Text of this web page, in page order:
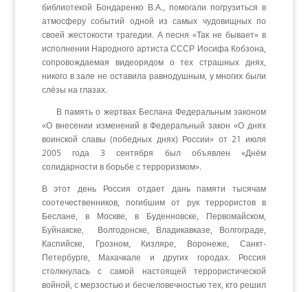
библиотекой Бондаренко В.А., помогали погрузиться в
атмосферу событий одной из самых чудовищных по
своей жестокости трагедии. А песня «Так не бывает» в
исполнении Народного артиста СССР Иосифа Кобзона,
сопровождаемая видеорядом о тех страшных днях,
никого в зале не оставила равнодушным, у многих были
слёзы на глазах.
В память о жертвах Беслана Федеральным законом
«О внесении изменений в Федеральный закон «О днях
воинской славы (победных днях) России» от 21 июля
2005 года 3 сентября был объявлен «Днём
солидарности в борьбе с терроризмом».
В этот день Россия отдает дань памяти тысячам
соотечественников, погибшим от рук террористов в
Беслане, в Москве, в Буденновске, Первомайском,
Буйнакске, Волгодонске, Владикавказе, Волгограде,
Каспийске, Грозном, Кизляре, Воронеже, Санкт-
Петербурге, Махачкале и других городах. Россия
столкнулась с самой настоящей террористической
войной, с мерзостью и бесчеловечностью тех, кто решил